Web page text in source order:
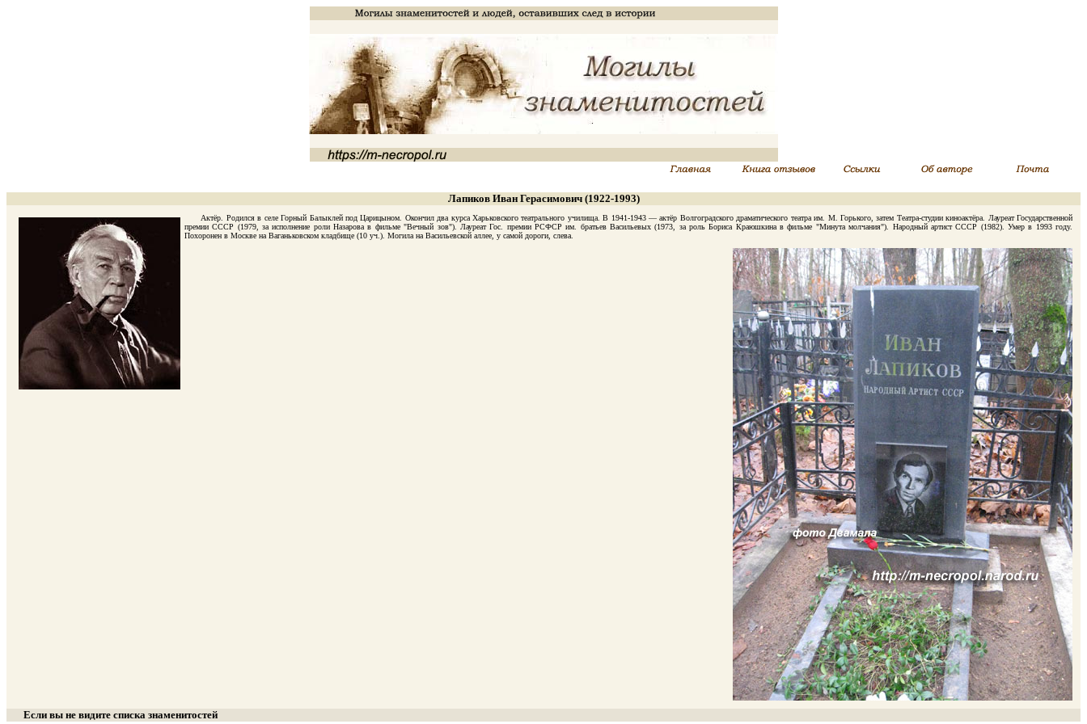
Лапиков Иван Герасимович (1922-1993)
Актёр. Родился в селе Горный Балыклей под Царицыном. Окончил два курса Харьковского театрального училища. В 1941-1943 — актёр Волгоградского драматического театра им. М. Горького, затем Театра-студии киноактёра. Лауреат Государственной
премии СССР (1979, за исполнение роли Назарова в фильме "Вечный зов"). Лауреат Гос. премии РСФСР им. братьев Васильевых (1973, за роль Бориса Краюшкина в фильме "Минута молчания"). Народный артист СССР (1982). Умер в 1993 году.
Похоронен в Москве на Ваганьковском кладбище (10 уч.). Могила на Васильевской аллее, у самой дороги, слева.
Если вы не видите списка знаменитостей